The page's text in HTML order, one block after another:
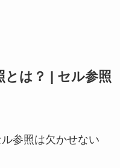
とは？ | セル参照
参照は欠かせない